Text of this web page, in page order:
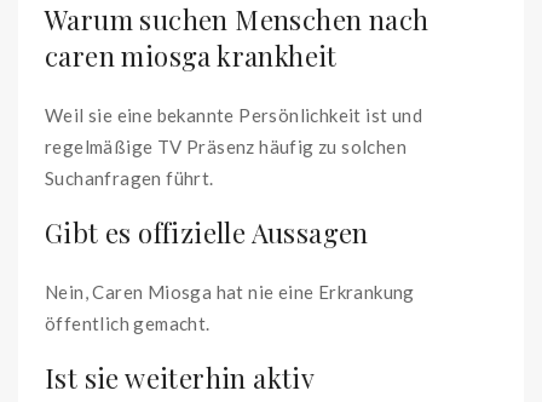
Warum suchen Menschen nach
caren miosga krankheit
Weil sie eine bekannte Persönlichkeit ist und
regelmäßige TV Präsenz häufig zu solchen
Suchanfragen führt.
Gibt es offizielle Aussagen
Nein, Caren Miosga hat nie eine Erkrankung
öffentlich gemacht.
Ist sie weiterhin aktiv